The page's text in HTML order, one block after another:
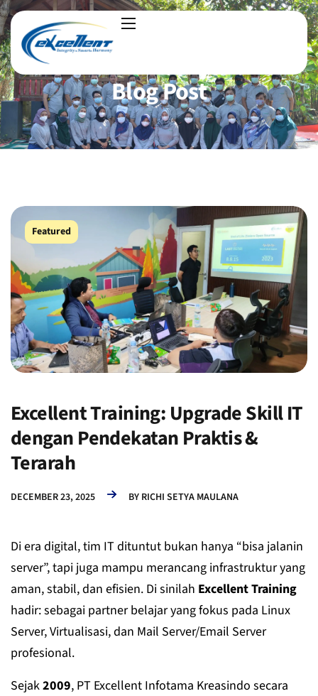
Blog Post
Featured
Excellent Training: Upgrade Skill IT
dengan Pendekatan Praktis &
Terarah
DECEMBER 23, 2025 BY RICHI SETYA MAULANA
Di era digital, tim IT dituntut bukan hanya “bisa jalanin
server”, tapi juga mampu merancang infrastruktur yang
aman, stabil, dan efisien. Di sinilah Excellent Training
hadir: sebagai partner belajar yang fokus pada Linux
Server, Virtualisasi, dan Mail Server/Email Server
profesional.
Sejak2009, PT Excellent Infotama Kreasindo secara